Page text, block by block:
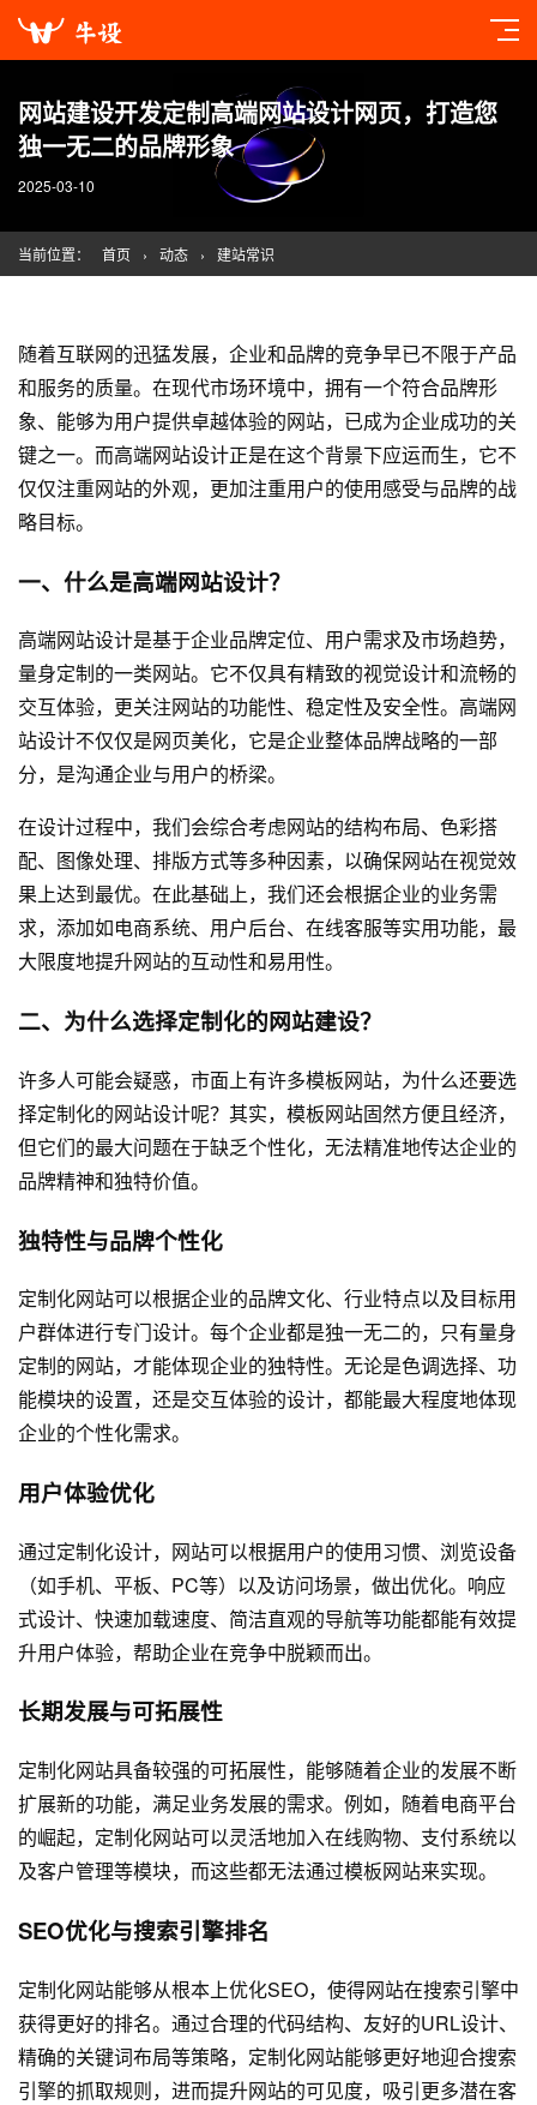
网站建设开发定制高端网站设计网页，打造您
独一无二的品牌形象
2025-03-10
当前位置： 首页 › 动态 › 建站常识
随着互联网的迅猛发展，企业和品牌的竞争早已不限于产品
和服务的质量。在现代市场环境中，拥有一个符合品牌形
象、能够为用户提供卓越体验的网站，已成为企业成功的关
键之一。而高端网站设计正是在这个背景下应运而生，它不
仅仅注重网站的外观，更加注重用户的使用感受与品牌的战
略目标。
一、什么是高端网站设计？
高端网站设计是基于企业品牌定位、用户需求及市场趋势，
量身定制的一类网站。它不仅具有精致的视觉设计和流畅的
交互体验，更关注网站的功能性、稳定性及安全性。高端网
站设计不仅仅是网页美化，它是企业整体品牌战略的一部
分，是沟通企业与用户的桥梁。
在设计过程中，我们会综合考虑网站的结构布局、色彩搭
配、图像处理、排版方式等多种因素，以确保网站在视觉效
果上达到最优。在此基础上，我们还会根据企业的业务需
求，添加如电商系统、用户后台、在线客服等实用功能，最
大限度地提升网站的互动性和易用性。
二、为什么选择定制化的网站建设？
许多人可能会疑惑，市面上有许多模板网站，为什么还要选
择定制化的网站设计呢？其实，模板网站固然方便且经济，
但它们的最大问题在于缺乏个性化，无法精准地传达企业的
品牌精神和独特价值。
独特性与品牌个性化
定制化网站可以根据企业的品牌文化、行业特点以及目标用
户群体进行专门设计。每个企业都是独一无二的，只有量身
定制的网站，才能体现企业的独特性。无论是色调选择、功
能模块的设置，还是交互体验的设计，都能最大程度地体现
企业的个性化需求。
用户体验优化
通过定制化设计，网站可以根据用户的使用习惯、浏览设备
（如手机、平板、PC等）以及访问场景，做出优化。响应
式设计、快速加载速度、简洁直观的导航等功能都能有效提
升用户体验，帮助企业在竞争中脱颖而出。
长期发展与可拓展性
定制化网站具备较强的可拓展性，能够随着企业的发展不断
扩展新的功能，满足业务发展的需求。例如，随着电商平台
的崛起，定制化网站可以灵活地加入在线购物、支付系统以
及客户管理等模块，而这些都无法通过模板网站来实现。
SEO优化与搜索引擎排名
定制化网站能够从根本上优化SEO，使得网站在搜索引擎中
获得更好的排名。通过合理的代码结构、友好的URL设计、
精确的关键词布局等策略，定制化网站能够更好地迎合搜索
引擎的抓取规则，进而提升网站的可见度，吸引更多潜在客